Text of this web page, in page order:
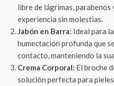
libre de lágrimas,
experiencia sin molestias.
Jabón en Barra: Ideal para
humectación profunda que
contacto, manteniendo la
Crema Corporal: El broche
solución perfecta para